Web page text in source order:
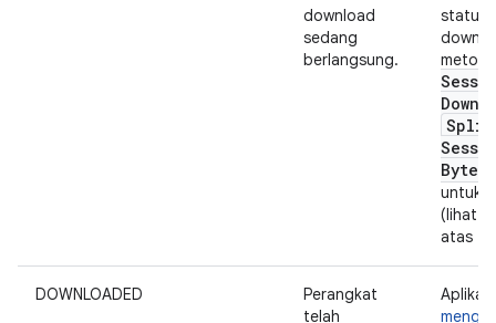
download
sedang
berlangsung.
status
Split
Bytes
untuk
(lihat
atas
DOWNLOADED
Perangkat
telah